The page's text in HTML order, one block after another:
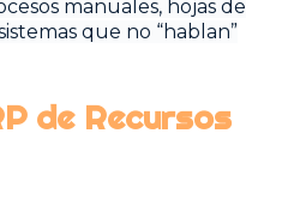
manuales, hojas de
que no “hablan”
de Recursos